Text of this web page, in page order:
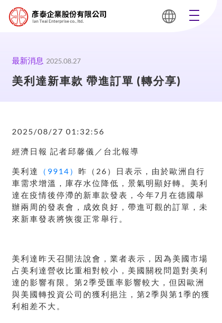
最新消息 2025.08.27
美利達新車款 帶進訂單 (轉分享)
2025/08/27 01:32:56
經濟日報 記者邱馨儀／台北報導
美利達 （9914） 昨（26）日表示，由於歐洲自行
車需求增溫，庫存水位降低，景氣明顯好轉。美利
達在疫情後停滯的新車款發表，今年7月在德國舉
辦兩周的發表會，成效良好，帶進可觀的訂單，未
來新車發表將恢復正常舉行。
美利達昨天召開法說會，業者表示，因為美國市場
占美利達營收比重相對較小，美國關稅問題對美利
達的影響有限。第2季受匯率影響較大，但因歐洲
與美國轉投資公司的獲利挹注，第2季與第1季的獲
利相差不大。